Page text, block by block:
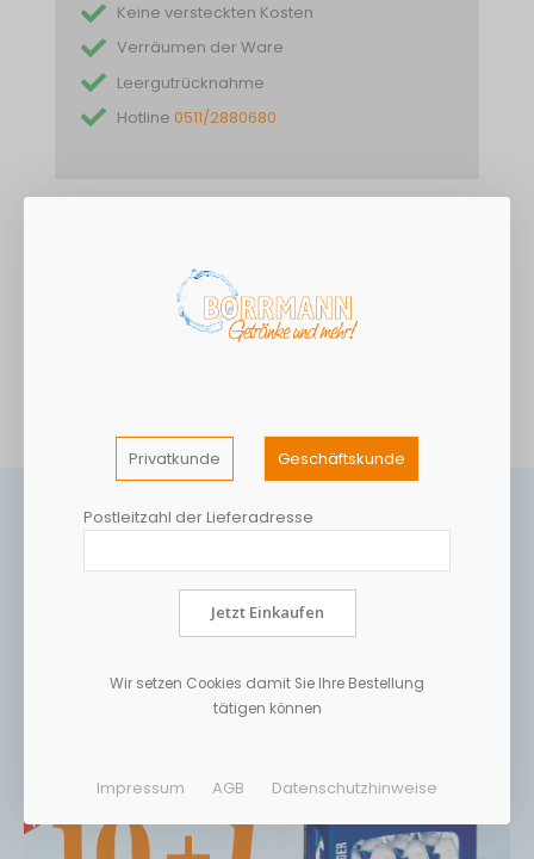
Keine versteckten Kosten
Verräumen der Ware
Leergutrücknahme
Hotline 0511/2880680
Privatkunde Geschäftskunde
Postleitzahl der Lieferadresse
Jetzt Einkaufen
Wir setzen Cookies damit Sie Ihre Bestellung
tätigen können
Impressum AGB Datenschutzhinweise